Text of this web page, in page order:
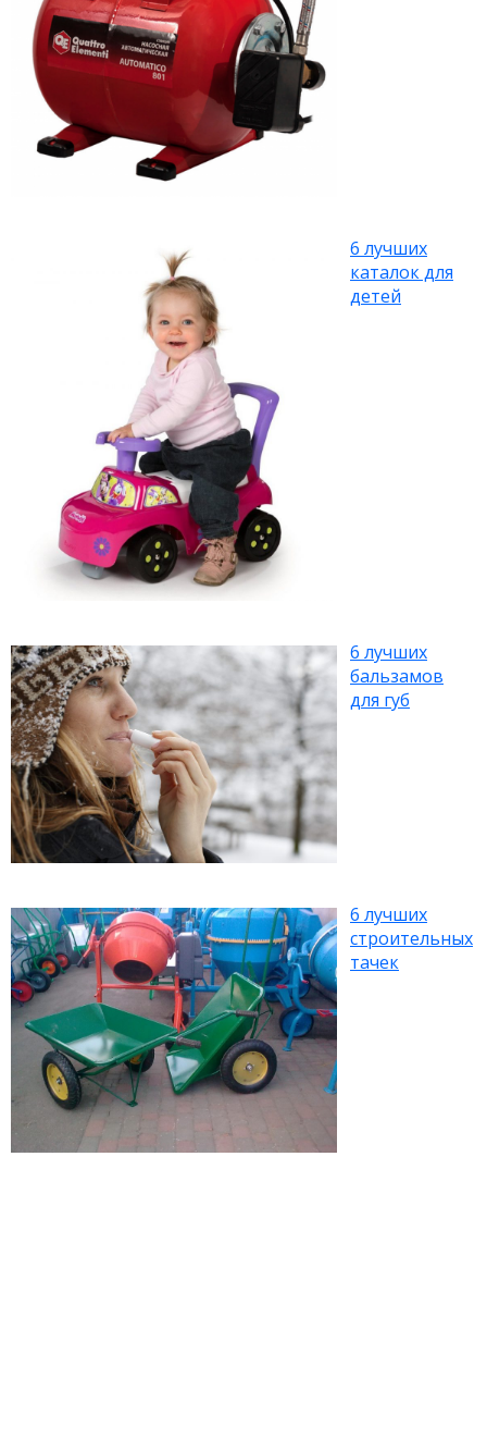
6 лучших
каталок для
детей
6 лучших
бальзамов
для губ
6 лучших
строительных
тачек